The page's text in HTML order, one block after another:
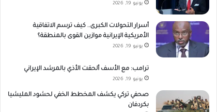
يونيو 19, 2026
أسرار التحولات الكبرى.. كيف ترسم الاتفاقية
الأمريكية الإيرانية موازين القوى بالمنطقة؟
يونيو 19, 2026
ترامب: مع الأسف ألحقت الأذي بالمرشد الإيراني
يونيو 19, 2026
صحفي تركي يكشف المخطط الخفي لحشود المليشيا
بكردفان